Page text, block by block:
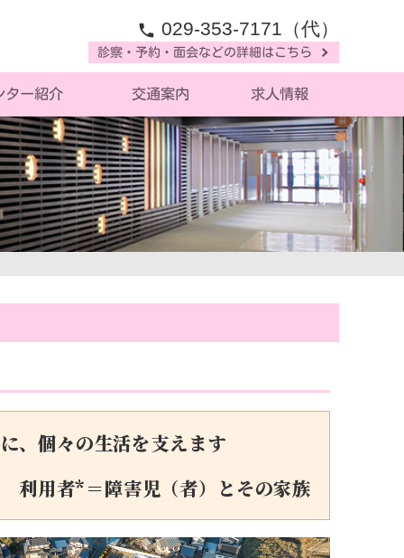
phone 029-353-7171（代）
診察・予約・面会などの詳細はこちら
ター紹介 交通案内 求人情報
、個々の生活を支えます
利用者*＝障害児（者）とその家族